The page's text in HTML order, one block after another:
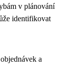
v plánování
identifikovat
a